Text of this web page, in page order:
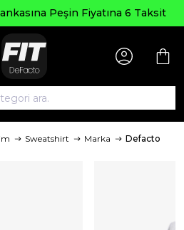
Peşin Fiyatına 6 Taksit
Sweatshirt Marka Defacto